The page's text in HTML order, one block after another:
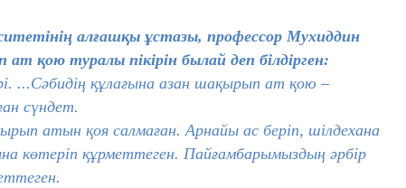
алғашқы ұстазы, профессор Мухиддин
қою туралы пікірін былай деп білдірген:
...Сәбидің құлағына азан шақырып ат қою –
сүндет.
атын қоя салмаған. Арнайы ас беріп, шілдехана
көтеріп құрметтеген. Пайғамбарымыздың әрбір